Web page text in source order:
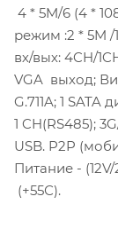
4 * 5M/6 (4 *
режим :2 * 5M /
вх/вых: 4CH/
VGA выход;
G.711A; 1
1 CH(RS485);
USB. P2P
Питание -
(+55С).